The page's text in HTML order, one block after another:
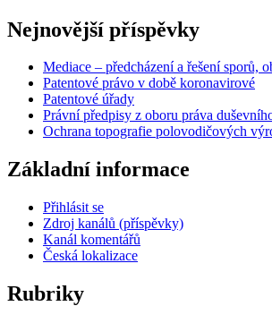
Nejnovější příspěvky
Mediace – předcházení a řešení sporů,
Patentové právo v době koronavirové
Patentové úřady
Právní předpisy z oboru práva
Ochrana topografie polovodičových
Základní informace
Přihlásit se
Zdroj kanálů (příspěvky)
Kanál komentářů
Česká lokalizace
Rubriky